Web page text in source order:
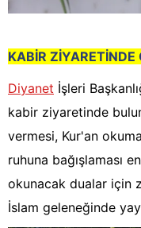
KABİR
Diyanet İşleri
kabir ziyaretinde
vermesi, Kur'an
ruhuna bağışlaması
okunacak dualar için
İslam geleneğinde